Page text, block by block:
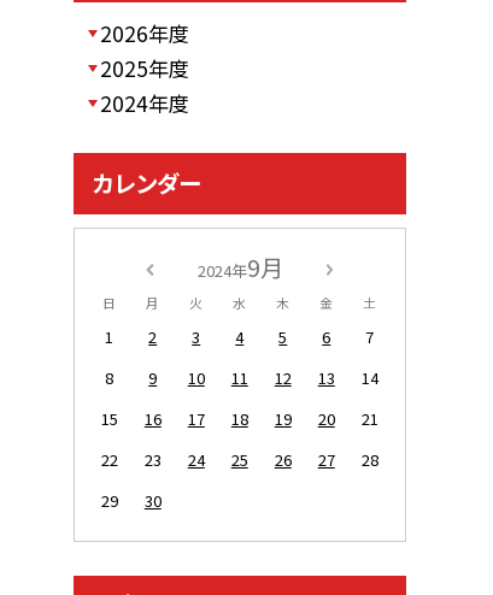
2026年度
2025年度
2024年度
カレンダー
2024年9月
日 月 火 水 木 金 土
1 2 3 4 5 6
7
8
9 10 11 12 13
14
15
16 17 18 19 20
21
22
23 24 25 26 27
28
29
30